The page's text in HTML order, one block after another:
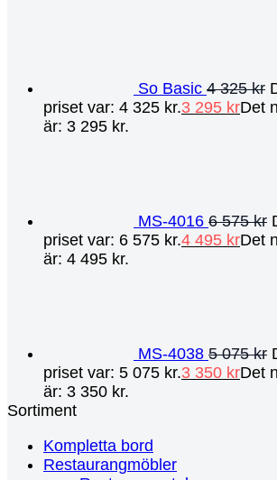
So Basic 4 325kr
priset var: 4 325 kr.3 295 krDet
är: 3 295 kr.
MS-4016 6 575kr
priset var: 6 575 kr.4 495 krDet
är: 4 495 kr.
MS-4038 5 075kr
priset var: 5 075 kr.3 350 krDet
är: 3 350 kr.
Sortiment
Kompletta bord
Restaurangmöbler